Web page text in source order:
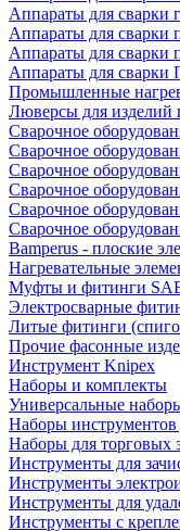
Аппараты для сварки
Аппараты для сварки
Аппараты для сварки
Аппараты для
Промышленные
Люверсы для изделий
Сварочное
Сварочное
Сварочное
Сварочное
Сварочное
Сварочное
Bamperus - плоские
Нагревательные
Муфты и фитинги
Электросварные
Литые фитинги
Прочие фасонные
Инструмент Knipex
Наборы и комплекты
Универсальные
Наборы инструментов
Наборы для торговых
Инструменты для
Инструменты
Инструменты для
Инструменты с